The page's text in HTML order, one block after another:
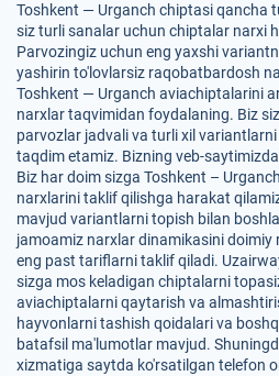
Toshkent — Urganch chiptasi qancha
siz turli sanalar uchun chiptalar narxi
Parvozingiz uchun eng yaxshi
yashirin to'lovlarsiz raqobatbardosh
Toshkent — Urganch aviachiptalarini
narxlar taqvimidan foydalaning. Biz
parvozlar jadvali va turli xil
taqdim etamiz. Bizning veb-
Biz har doim sizga Toshkent –
narxlarini taklif qilishga harakat
mavjud variantlarni topish bilan
jamoamiz narxlar dinamikasini doimiy
eng past tariflarni taklif qiladi.
sizga mos keladigan chiptalarni
aviachiptalarni qaytarish va
hayvonlarni tashish qoidalari va
batafsil ma'lumotlar mavjud.
xizmatiga saytda ko'rsatilgan telefon